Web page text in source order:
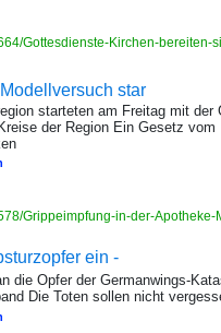
Gottesdienste-Kirchen-bereiten-
star
starteten am Freitag mit
der Region Ein Gesetz vom
Grippeimpfung-in-der-
ein -
die Opfer der Germanwings-
Die Toten sollen nicht